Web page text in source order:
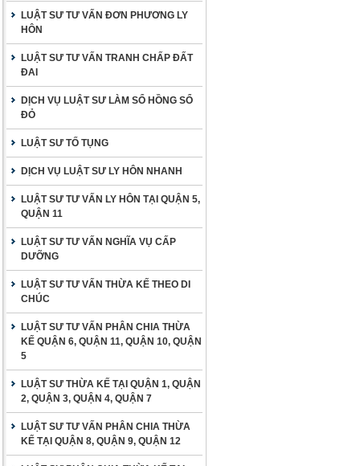
LUẬT SƯ TƯ VẤN ĐƠN PHƯƠNG LY
HÔN
LUẬT SƯ TƯ VẤN TRANH CHẤP ĐẤT
ĐAI
DỊCH VỤ LUẬT SƯ LÀM SỔ HỒNG SỔ
ĐỎ
LUẬT SƯ TỐ TỤNG
DỊCH VỤ LUẬT SƯ LY HÔN NHANH
LUẬT SƯ TƯ VẤN LY HÔN TẠI QUẬN 5,
QUẬN 11
LUẬT SƯ TƯ VẤN NGHĨA VỤ CẤP
DƯỠNG
LUẬT SƯ TƯ VẤN THỪA KẾ THEO DI
CHÚC
LUẬT SƯ TƯ VẤN PHÂN CHIA THỪA
KẾ QUẬN 6, QUẬN 11, QUẬN 10, QUẬN
5
LUẬT SƯ THỪA KẾ TẠI QUẬN 1, QUẬN
2, QUẬN 3, QUẬN 4, QUẬN 7
LUẬT SƯ TƯ VẤN PHÂN CHIA THỪA
KẾ TẠI QUẬN 8, QUẬN 9, QUẬN 12